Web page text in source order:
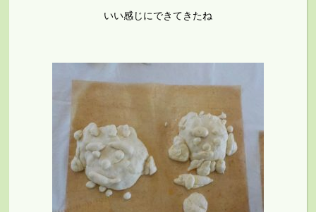
いい感じにできてきたね